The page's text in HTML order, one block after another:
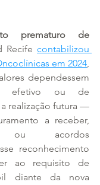
prematuro de
Recife contabilizou
em 2024,
dependessem
efetivo ou de
realização futura —
a receber,
ou acordos
reconhecimento
ao requisito de
diante da nova